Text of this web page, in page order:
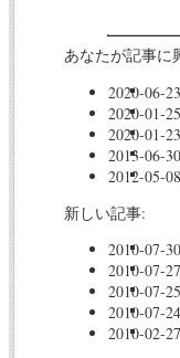
あなたが記事に
2020-06-23
2020-01-25
2020-01-23
2013-06-30
2012-05-08
新しい記事:
2010-07-30
2010-07-27
2010-07-25
2010-07-24
2010-02-27